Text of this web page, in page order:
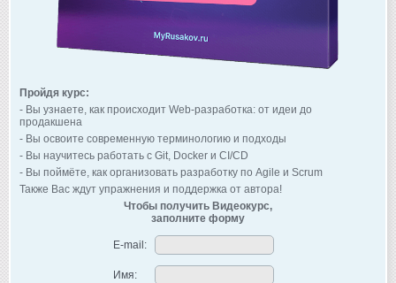
Пройдя курс:
- Вы узнаете, как происходит Web-разработка: от идеи до
продакшена
- Вы освоите современную терминологию и подходы
- Вы научитесь работать с Git, Docker и CI/CD
- Вы поймёте, как организовать разработку по Agile и Scrum
Также Вас ждут упражнения и поддержка от автора!
Чтобы получить Видеокурс,
заполните форму
E-mail:
Имя: